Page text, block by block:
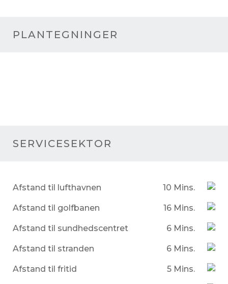
PLANTEGNINGER
SERVICESEKTOR
Afstand til lufthavnen 10 Mins.
Afstand til golfbanen 16 Mins.
Afstand til sundhedscentret 6 Mins.
Afstand til stranden 6 Mins.
Afstand til fritid 5 Mins.